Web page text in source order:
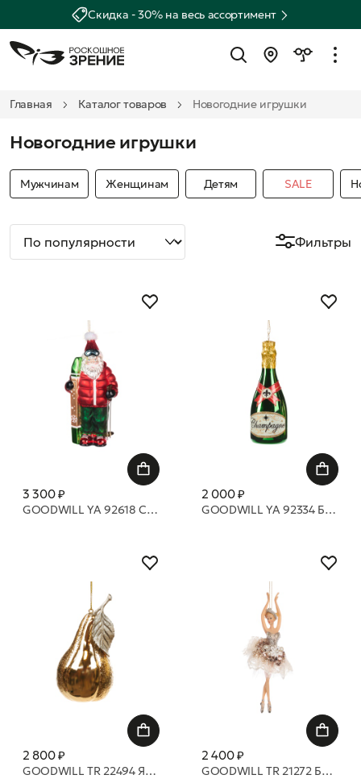
Скидка - 30% на весь ассортимент
Главная Каталог товаров Новогодние игрушки
Новогодние игрушки
Мужчинам Женщинам Детям SALE
Фильтры
3 300 ₽
GOODWILL YA 92618 Стеклянный санта с лыжами 15 см
2 000 ₽
GOODWILL YA 92334 Бутылка шампанского 14 см
2 800 ₽
GOODWILL TR 22494 Яблоко и груша 11 см
2 400 ₽
GOODWILL TR 21272 Балерина в юбке из ткани, кружева и жемчуга кремового цвета 17 см